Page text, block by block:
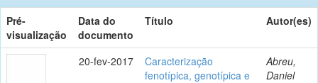
Pré-
visualização
Data do
documento
Título Autor(es)
20-fev-2017
Caracterização
fenotípica, genotípica e
Abreu,
Daniel